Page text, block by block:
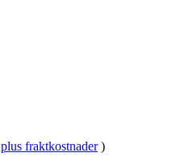
plus fraktkostnader )